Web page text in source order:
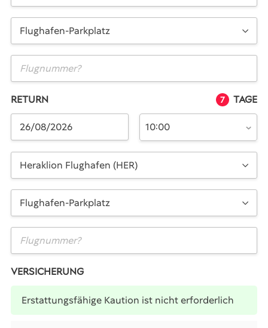
Flughafen-Parkplatz
RETURN 7 TAGE
10:00
Heraklion Flughafen (HER)
Flughafen-Parkplatz
VERSICHERUNG
Erstattungsfähige Kaution ist nicht erforderlich